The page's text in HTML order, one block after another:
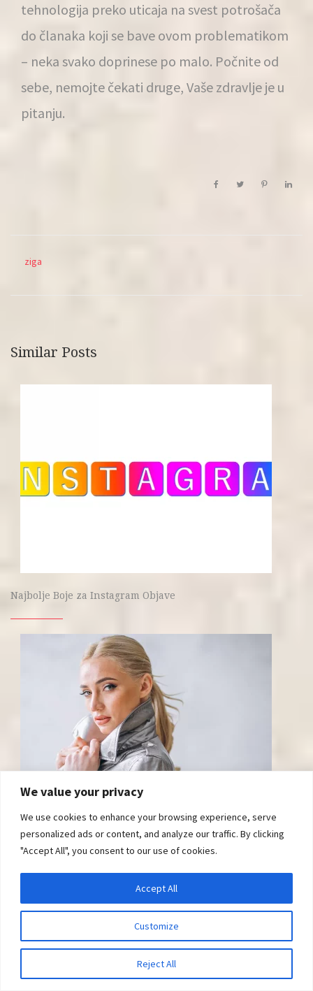
We value your privacy
We use cookies to enhance your browsing experience, serve
personalized ads or content, and analyze our traffic. By clicking
"Accept All", you consent to our use of cookies.
Customize
Reject All
Accept All
tehnologija preko uticaja na svest potrošača
do članaka koji se bave ovom problematikom
– neka svako doprinese po malo. Počnite od
sebe, nemojte čekati druge, Vaše zdravlje je u
pitanju.
ziga
Similar Posts
Najbolje Boje za Instagram Objave
Poliester materijal u modi: odevne kombinacije,